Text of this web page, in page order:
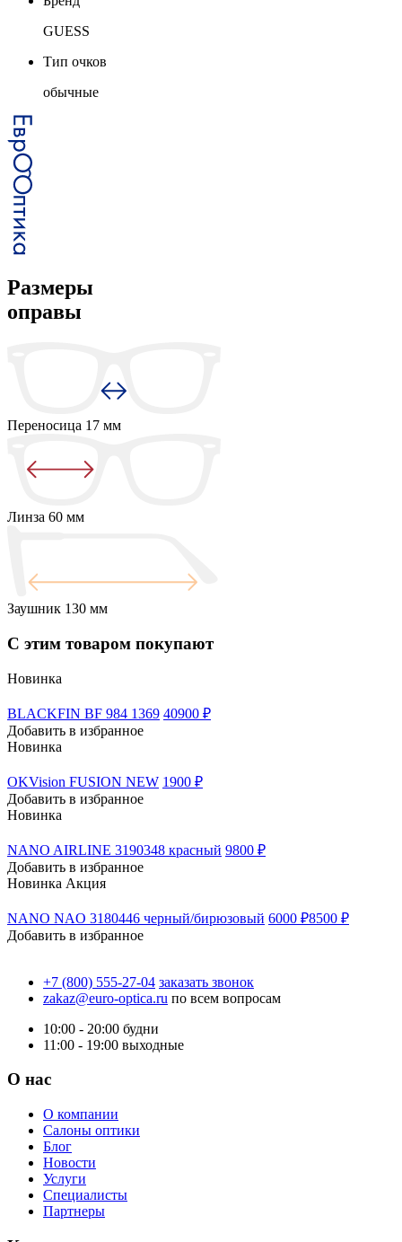
GUESS
Тип очков
обычные
Размеры
оправы
Переносица 17 мм
Линза 60 мм
Заушник 130 мм
С этим товаром покупают
Новинка
BLACKFIN BF 984 1369 40900 ₽
Добавить в избранное
Новинка
OKVision FUSION NEW 1900 ₽
Добавить в избранное
Новинка
NANO AIRLINE 3190348 красный 9800 ₽
Добавить в избранное
Новинка Акция
NANO NAO 3180446 черный/бирюзовый 6000 ₽8500 ₽
Добавить в избранное
+7 (800) 555-27-04 заказать звонок
zakaz@euro-optica.ru по всем вопросам
10:00 - 20:00 будни
11:00 - 19:00 выходные
О нас
О компании
Салоны оптики
Блог
Новости
Услуги
Специалисты
Партнеры